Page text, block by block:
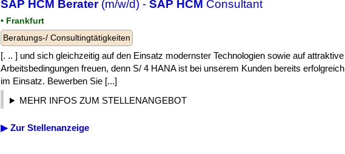
SAP HCM Berater(m/w/d) - SAP HCM Consultant
• Frankfurt
Beratungs-/ Consultingtätigkeiten
[. .. ] und sich gleichzeitig auf den Einsatz modernster Technologien sowie auf attraktive
Arbeitsbedingungen freuen, denn S/ 4 HANA ist bei unserem Kunden bereits erfolgreich
im Einsatz. Bewerben Sie [...]
MEHR INFOS ZUM STELLENANGEBOT
▶ Zur Stellenanzeige